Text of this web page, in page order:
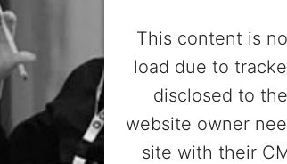
This content is
load due to
disclosed to
website owner
site with their